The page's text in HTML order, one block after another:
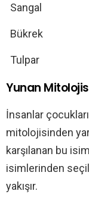
Sangal
Bükrek
Tulpar
Yunan
İnsanlar
mitolojisinden
karşılanan bu
isimlerinden
yakışır.